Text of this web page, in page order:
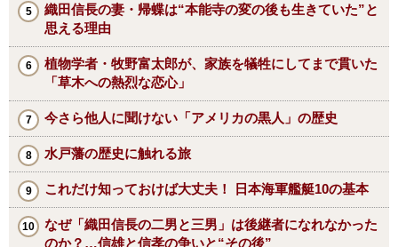
織田信長の妻・帰蝶は“本能寺の変の後も生きていた”と
思える理由
植物学者・牧野富太郎が、家族を犠牲にしてまで貫いた
「草木への熱烈な恋心」
今さら他人に聞けない「アメリカの黒人」の歴史
水戸藩の歴史に触れる旅
これだけ知っておけば大丈夫！ 日本海軍艦艇10の基本
なぜ「織田信長の二男と三男」は後継者になれなかった
のか？…信雄と信孝の争いと“その後”